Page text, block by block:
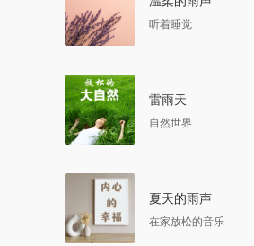
听着睡觉
雷雨天
自然世界
夏天的雨声
在家放松的音乐